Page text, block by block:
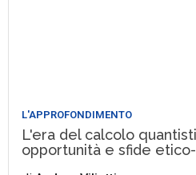
L'APPROFONDIMENTO
L'era del calcolo
opportunità e sfide